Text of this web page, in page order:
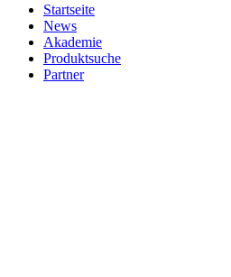
Startseite
News
Akademie
Produktsuche
Partner